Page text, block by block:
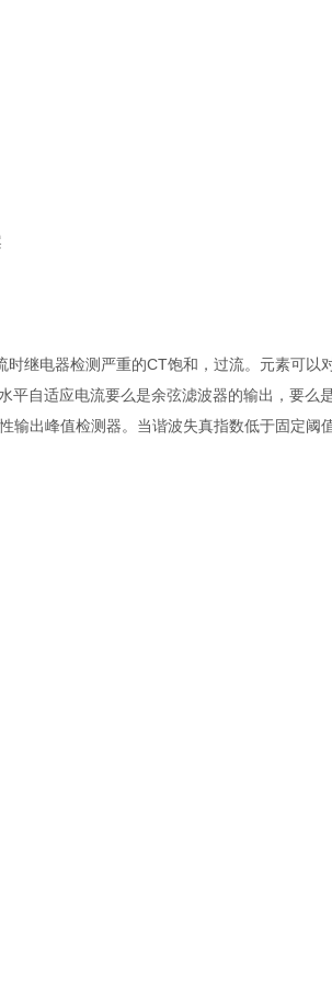
继电器检测严重的CT饱和，过流。元素可以
平自适应电流要么是余弦滤波器的输出，要么
输出峰值检测器。当谐波失真指数低于固定阈